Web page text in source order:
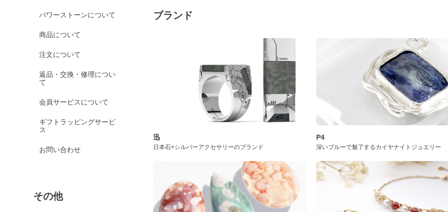
パワーストーンについて
商品について
注文について
返品・交換・修理につい
て
会員サービスについて
ギフトラッピングサービ
ス
お問い合わせ
その他
ブランド
迅
日本石×シルバーアクセサリーのブランド
P4
深いブルーで魅了するカイヤナイトジュエリー